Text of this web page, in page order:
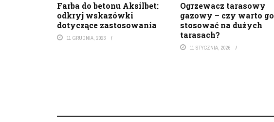
Farba do betonu Aksilbet:
odkryj wskazówki
dotyczące zastosowania
11 GRUDNIA, 2023
Ogrzewacz tarasowy
gazowy – czy warto go
stosować na dużych
tarasach?
11 STYCZNIA, 2026